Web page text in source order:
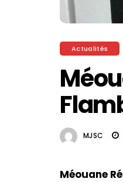
Actualités
MJSC
Méouane